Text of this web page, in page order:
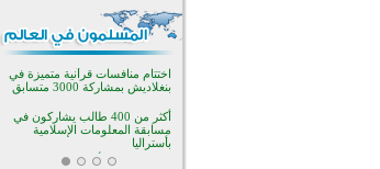
تيسليتش تختتم برنامجا تعليميا لتعزيز
القيم وبناء الشخصية للشباب
المسلمين
اختتام منافسات قرآنية متميزة في
بنغلاديش بمشاركة 3000 متسابق
أكثر من 400 طالب يشاركون في
مسابقة المعلومات الإسلامية
بأستراليا
افتتاح تاريخي لأول مسجد في بلييفليا